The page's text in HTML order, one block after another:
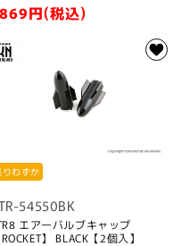
円(税込)
りわずか
54550BK
エアーバルブキャップ
ROCKET】 BLACK【2個入】